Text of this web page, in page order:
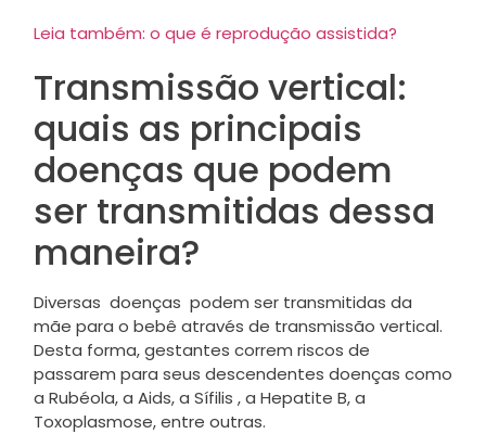
Leia também: o que é reprodução assistida?
Transmissão vertical:
quais as principais
doenças que podem
ser transmitidas dessa
maneira?
Diversas doenças podem ser transmitidas da
mãe para o bebê através de transmissão vertical.
Desta forma, gestantes correm riscos de
passarem para seus descendentes doenças como
a Rubéola, a Aids, a Sífilis , a Hepatite B, a
Toxoplasmose, entre outras.